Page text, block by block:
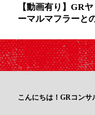
【動画有り】GR
ーマルマフラーと
こんにちは！GRコンサ